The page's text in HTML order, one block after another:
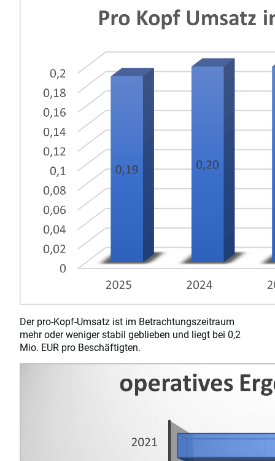
Der pro-Kopf-Umsatz ist im Betrachtungszeitraum
mehr oder weniger stabil geblieben und liegt bei 0,2
Mio. EUR pro Beschäftigten.